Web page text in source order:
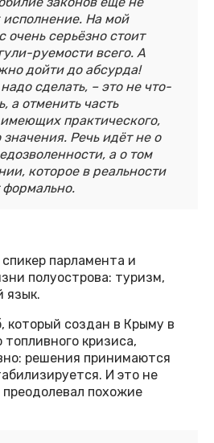
исполнение. На мой
очень серьёзно стоит
руемости всего. А
дойти до абсурда!
сделать, – это не что-
а отменить часть
практического,
Речь идёт не о
а о том
которое в реальности
парламента и
полуострова: туризм,
язык.
который создан в Крыму в
кризиса,
решения принимаются
И это не
похожие